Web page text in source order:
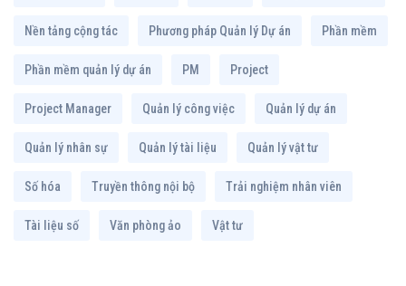
Nền tảng cộng tác Phương pháp Quản lý Dự án Phần mềm
Phần mềm quản lý dự án PM Project
Project Manager Quản lý công việc Quản lý dự án
Quản lý nhân sự Quản lý tài liệu Quản lý vật tư
Số hóa Truyền thông nội bộ Trải nghiệm nhân viên
Tài liệu số Văn phòng ảo Vật tư